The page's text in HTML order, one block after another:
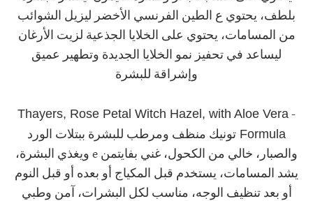
بلطف، يحتوي ع الطين الفرنسي الأخضر ليزيل الشوائب
من المسامات، يحتوي على الخلايا الجذعية لزيت الأرغان
ليساعد في تحفيز نمو الخلايا الجديدة وتطهير عميق
وإشراقة للبشرة
-
Thayers, Rose Petal Witch Hazel, with Aloe Vera
Formula تونيك منظف ومرطب للبشرة ببتلات الورد
والصبار، خالي من الكحول، غني بفايتمن e ويغذي البشرة،
يشد المسامات، يستخدم قبل المكياج أو بعده أو قبل النوم
أو بعد تنظيف الوجه، مناسب لكل البشرات، آمن وطبي